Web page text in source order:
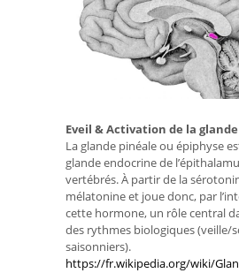
Eveil & Activation de la
La glande pinéale ou épiphyse
glande endocrine de
vertébrés. À partir de la
mélatonine et joue donc, par
cette hormone, un rôle central
des rythmes biologiques (veille/
saisonniers).
https://fr.wikipedia.org/wiki/